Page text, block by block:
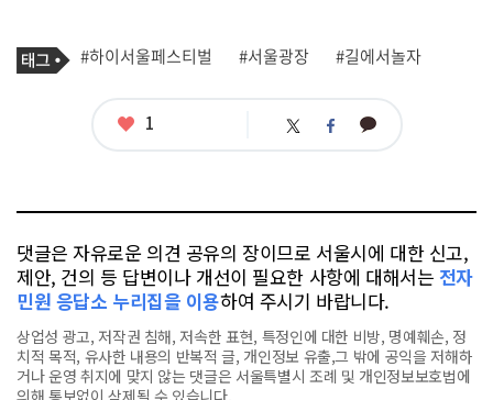
기
사
태
그
#하이서울페스티벌 #서울광장 #길에서놀자
좋
1 트 페 카
댓글은 자유로운 의견 공유의 장이므로 서울시에 대한 신고,
제안, 건의 등 답변이나 개선이 필요한 사항에 대해서는 전자
민원 응답소 누리집을 이용하여 주시기 바랍니다.
상업성 광고, 저작권 침해, 저속한 표현, 특정인에 대한 비방, 명예훼손, 정
치적 목적, 유사한 내용의 반복적 글, 개인정보 유출,그 밖에 공익을 저해하
거나 운영 취지에 맞지 않는 댓글은 서울특별시 조례 및 개인정보보호법에